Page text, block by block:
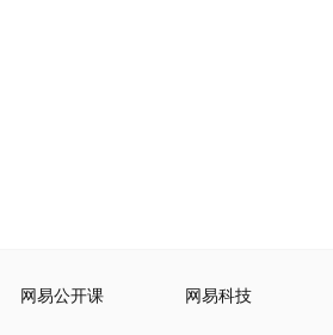
网易公开课 网易科技